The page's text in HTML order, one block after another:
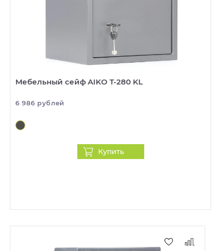
Мебельный сейф AIKO Т-280 KL
6 986 рублей
Купить